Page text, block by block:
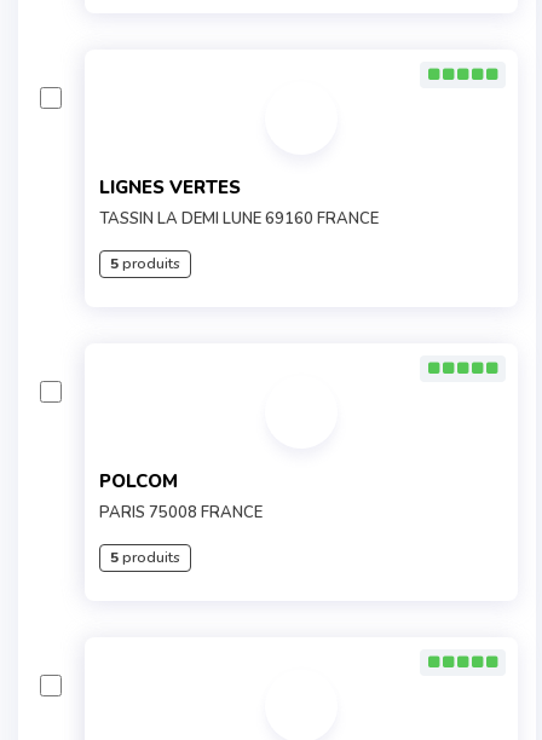
LIGNES VERTES
TASSIN LA DEMI LUNE 69160 FRANCE
5produits
POLCOM
PARIS 75008 FRANCE
5produits